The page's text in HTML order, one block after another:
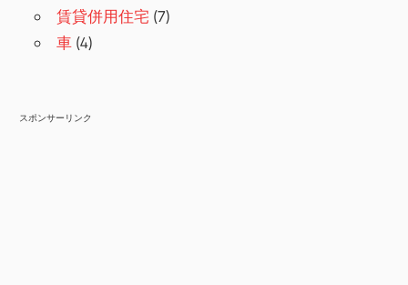
賃貸併用住宅 (7)
車 (4)
スポンサーリンク